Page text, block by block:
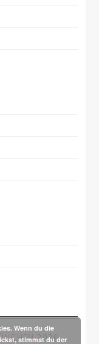
2026.
Wenn du die
stimmst du der